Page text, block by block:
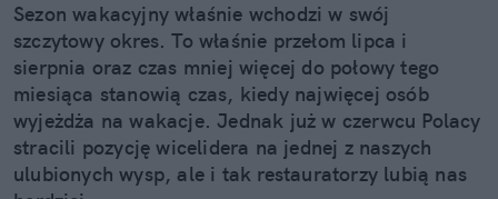
Sezon wakacyjny właśnie wchodzi w swój
szczytowy okres. To właśnie przełom lipca i
sierpnia oraz czas mniej więcej do połowy tego
miesiąca stanowią czas, kiedy najwięcej osób
wyjeżdża na wakacje. Jednak już w czerwcu Polacy
stracili pozycję wicelidera na jednej z naszych
ulubionych wysp, ale i tak restauratorzy lubią nas